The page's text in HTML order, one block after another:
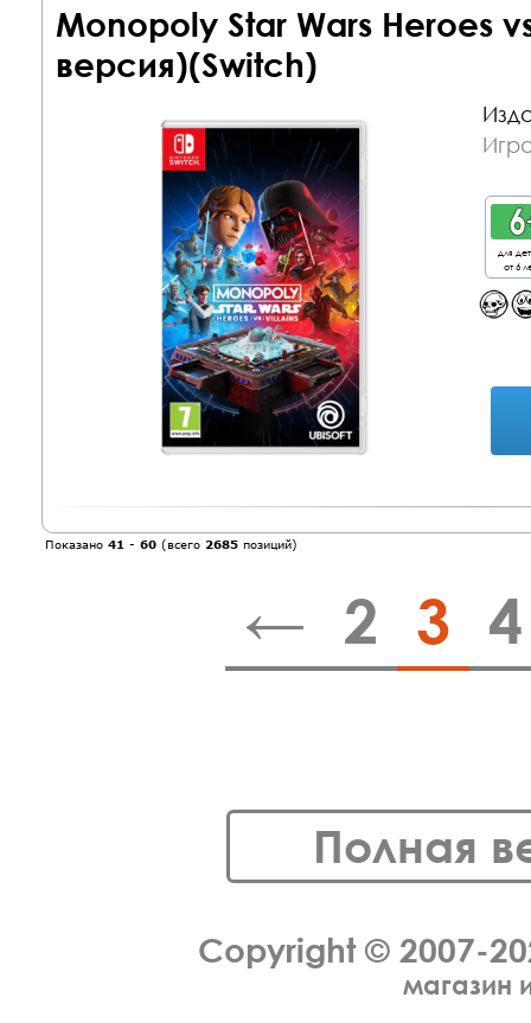
Monopoly Star Wars Heroes
версия)(Switch)
для
от 6
Показано 41 - 60 (всего 2685 позиций)
← 2 3 4
Полная
Copyright © 2007-
магазин